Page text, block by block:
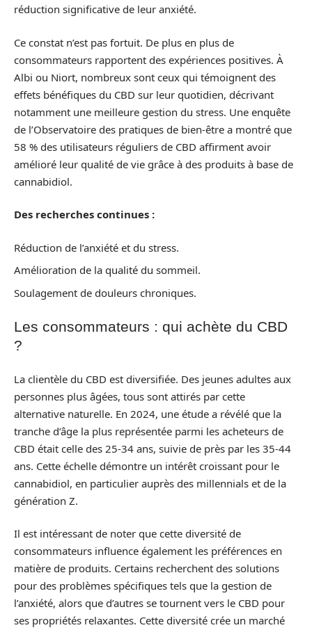
réduction significative de leur anxiété.
Ce constat n’est pas fortuit. De plus en plus de
consommateurs rapportent des expériences positives. À
Albi ou Niort, nombreux sont ceux qui témoignent des
effets bénéfiques du CBD sur leur quotidien, décrivant
notamment une meilleure gestion du stress. Une enquête
de l’Observatoire des pratiques de bien-être a montré que
58 % des utilisateurs réguliers de CBD affirment avoir
amélioré leur qualité de vie grâce à des produits à base de
cannabidiol.
Des recherches continues :
Réduction de l’anxiété et du stress.
Amélioration de la qualité du sommeil.
Soulagement de douleurs chroniques.
Les consommateurs : qui achète du CBD
?
La clientèle du CBD est diversifiée. Des jeunes adultes aux
personnes plus âgées, tous sont attirés par cette
alternative naturelle. En 2024, une étude a révélé que la
tranche d’âge la plus représentée parmi les acheteurs de
CBD était celle des 25-34 ans, suivie de près par les 35-44
ans. Cette échelle démontre un intérêt croissant pour le
cannabidiol, en particulier auprès des millennials et de la
génération Z.
Il est intéressant de noter que cette diversité de
consommateurs influence également les préférences en
matière de produits. Certains recherchent des solutions
pour des problèmes spécifiques tels que la gestion de
l’anxiété, alors que d’autres se tournent vers le CBD pour
ses propriétés relaxantes. Cette diversité crée un marché